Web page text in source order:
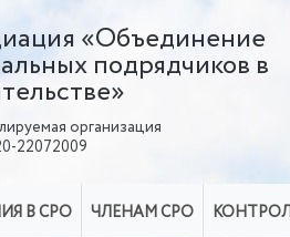
«Объединение
подрядчиков в
организация
22072009
В СРО ЧЛЕНАМ СРО